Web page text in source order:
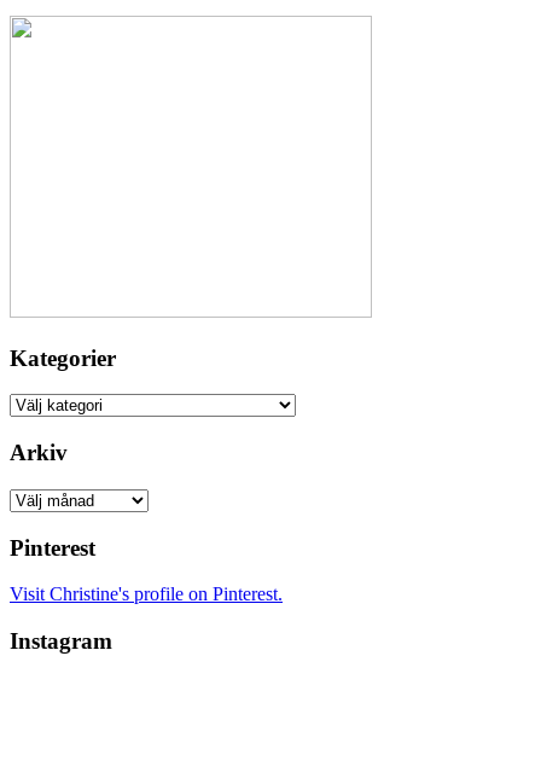
Kategorier
Kategorier
Arkiv
Arkiv
Pinterest
Visit Christine's profile on Pinterest.
Instagram